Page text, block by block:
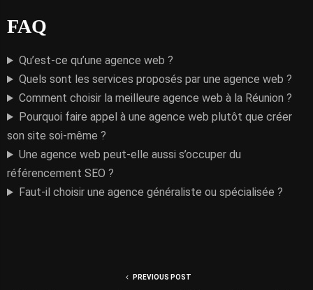
FAQ
Qu’est-ce qu’une agence web ?
Quels sont les services proposés par une agence web ?
Comment choisir la meilleure agence web à la Réunion ?
Pourquoi faire appel à une agence web plutôt que créer
son site soi-même ?
Une agence web peut-elle aussi s’occuper du
référencement SEO ?
Faut-il choisir une agence généraliste ou spécialisée ?
PREVIOUS POST